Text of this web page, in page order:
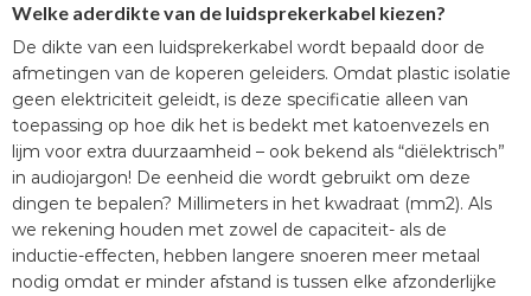
Welke aderdikte van de luidsprekerkabel kiezen?
De dikte van een luidsprekerkabel wordt bepaald door de
afmetingen van de koperen geleiders. Omdat plastic isolatie
geen elektriciteit geleidt, is deze specificatie alleen van
toepassing op hoe dik het is bedekt met katoenvezels en
lijm voor extra duurzaamheid – ook bekend als “diëlektrisch”
in audiojargon! De eenheid die wordt gebruikt om deze
dingen te bepalen? Millimeters in het kwadraat (mm2). Als
we rekening houden met zowel de capaciteit- als de
inductie-effecten, hebben langere snoeren meer metaal
nodig omdat er minder afstand is tussen elke afzonderlijke